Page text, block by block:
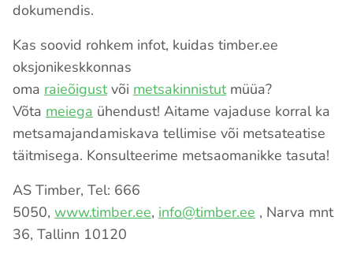
dokumendis.
Kas soovid rohkem infot, kuidas timber.ee
oksjonikeskkonnas
oma raieõigustvõi metsakinnistutmüüa?
Võta meiega ühendust! Aitame vajaduse korral ka
metsamajandamiskava tellimise või metsateatise
täitmisega. Konsulteerime metsaomanikke tasuta!
AS Timber, Tel: 666
5050, www.timber.ee, info@timber.ee , Narva mnt
36, Tallinn 10120